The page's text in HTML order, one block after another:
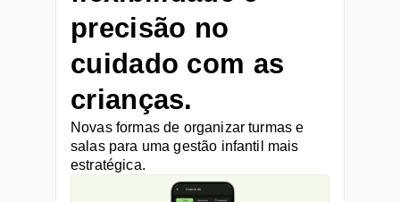
precisão no
cuidado com as
crianças.
Novas formas de organizar turmas e
salas para uma gestão infantil mais
estratégica.